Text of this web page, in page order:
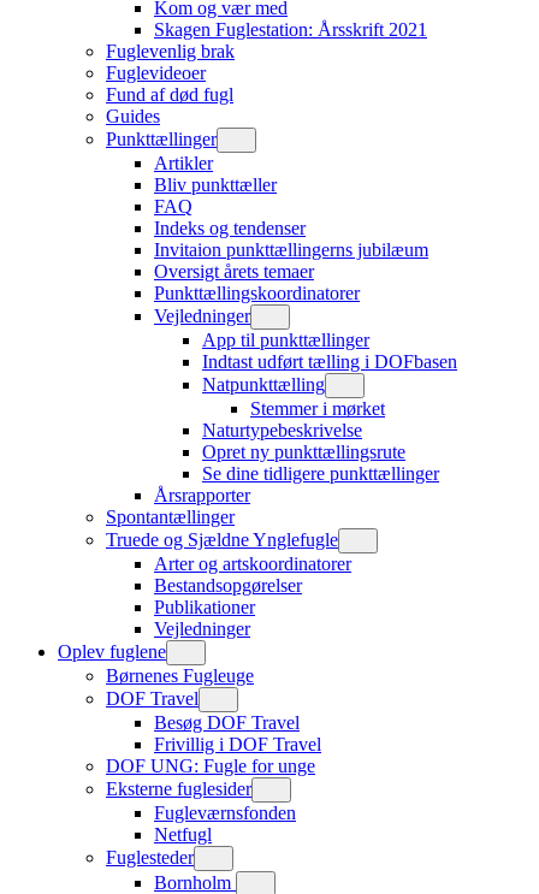
Kom og vær med
Skagen Fuglestation: Årsskrift 2021
Fuglevenlig brak
Fuglevideoer
Fund af død fugl
Guides
Punkttællinger
Artikler
Bliv punkttæller
FAQ
Indeks og tendenser
Invitaion punkttællingerns jubilæum
Oversigt årets temaer
Punkttællingskoordinatorer
Vejledninger
App til punkttællinger
Indtast udført tælling i DOFbasen
Natpunkttælling
Stemmer i mørket
Naturtypebeskrivelse
Opret ny punkttællingsrute
Se dine tidligere punkttællinger
Årsrapporter
Spontantællinger
Truede og Sjældne Ynglefugle
Arter og artskoordinatorer
Bestandsopgørelser
Publikationer
Vejledninger
Oplev fuglene
Børnenes Fugleuge
DOF Travel
Besøg DOF Travel
Frivillig i DOF Travel
DOF UNG: Fugle for unge
Eksterne fuglesider
Fugleværnsfonden
Netfugl
Fuglesteder
Bornholm